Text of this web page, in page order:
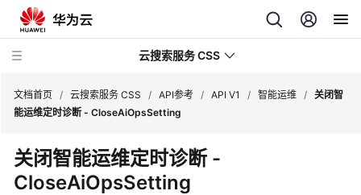
云搜索服务 CSS
最
文档首页 / 云搜索服务 CSS / API参考 / API V1 / 智能运维 / 关闭智
能运维定时诊断 - CloseAiOpsSetting
关闭智能运维定时诊断 -
CloseAiOpsSetting